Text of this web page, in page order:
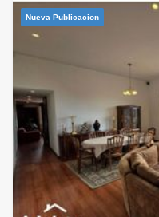
Nueva Publicacion